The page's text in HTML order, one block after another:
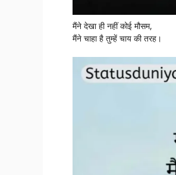
मैंने देखा ही नहीं कोई मौसम,
मैंने चाहा है तुम्हें चाय की तरह।